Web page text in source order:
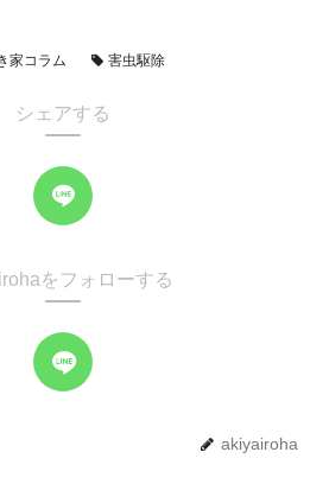
家コラム 害虫駆除
シェアする
をフォローする
akiyairoha